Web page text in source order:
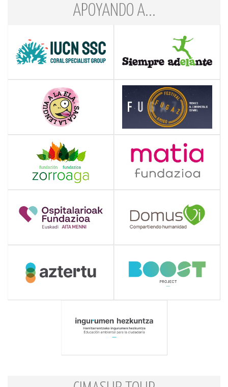
APOYANDO A...